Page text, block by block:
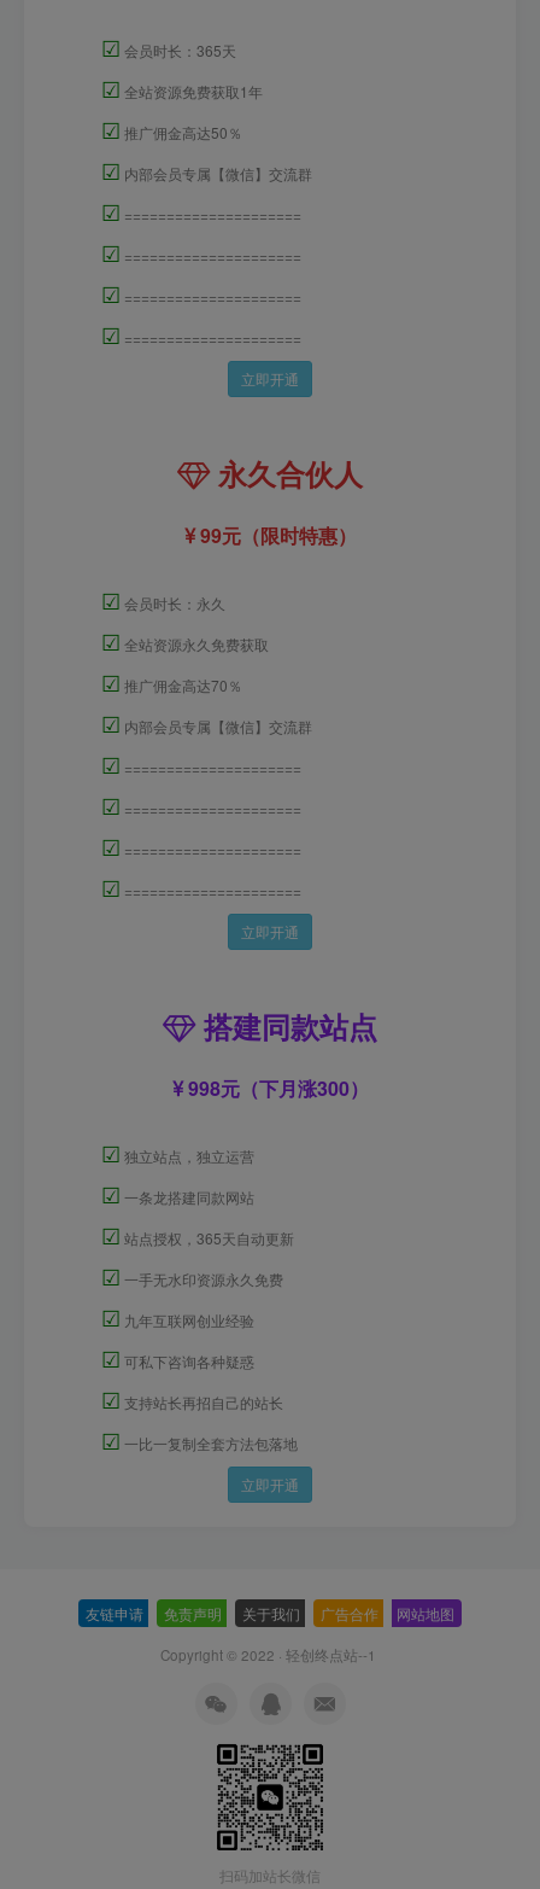
☑ 会员时长：365天
☑ 全站资源免费获取1年
☑ 推广佣金高达50％
☑ 内部会员专属【微信】交流群
☑ =====================
☑ =====================
☑ =====================
☑ =====================
立即开通
永久合伙人
99元（限时特惠）
☑ 会员时长：永久
☑ 全站资源永久免费获取
☑ 推广佣金高达70％
☑ 内部会员专属【微信】交流群
☑ =====================
☑ =====================
☑ =====================
☑ =====================
立即开通
搭建同款站点
998元（下月涨300）
☑ 独立站点，独立运营
☑ 一条龙搭建同款网站
☑ 站点授权，365天自动更新
☑ 一手无水印资源永久免费
☑ 九年互联网创业经验
☑ 可私下咨询各种疑惑
☑ 支持站长再招自己的站长
☑ 一比一复制全套方法包落地
立即开通
友链申请 免责声明 关于我们 广告合作 网站地图
Copyright © 2022 · 轻创终点站--1
扫码加站长微信